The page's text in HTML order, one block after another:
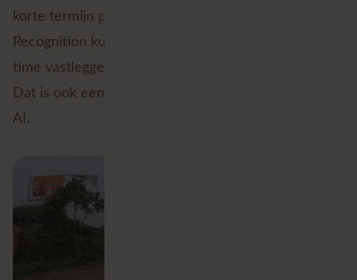
korte termijn problemen te veroorzaken. Met Image
Recognition kun je schade aan het wegdek in real-
time vastleggen (zie de bewegende GIF hieronder).
Dat is ook een heel interessant voorbeeld van Geo
AI.